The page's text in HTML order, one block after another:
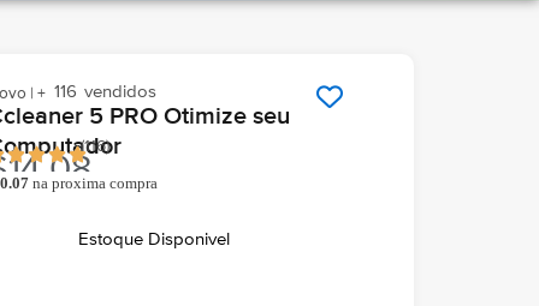
| + 116 vendidos
5 PRO Otimize seu
14.08
grátis hojeEm seu email
comprar você ganha
Estoque Disponivel
0.07 na proxima compra
(116)